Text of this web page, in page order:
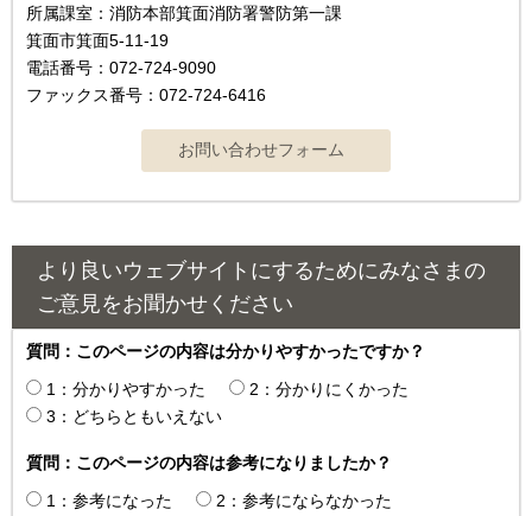
所属課室：消防本部箕面消防署警防第一課
箕面市箕面5-11-19
電話番号：072-724-9090
ファックス番号：072-724-6416
より良いウェブサイトにするためにみなさまの
ご意見をお聞かせください
質問：このページの内容は分かりやすかったですか？
1：分かりやすかった
2：分かりにくかった
3：どちらともいえない
質問：このページの内容は参考になりましたか？
1：参考になった
2：参考にならなかった